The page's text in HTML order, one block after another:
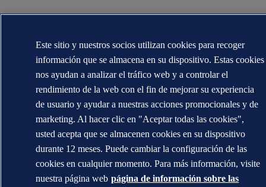
Este sitio y nuestros socios utilizan cookies para recoger
información que se almacena en su dispositivo. Estas cookies
nos ayudan a analizar el tráfico web y a controlar el
rendimiento de la web con el fin de mejorar su experiencia
de usuario y ayudar a nuestras acciones promocionales y de
marketing. Al hacer clic en "Aceptar todas las cookies",
usted acepta que se almacenen cookies en su dispositivo
durante 12 meses. Puede cambiar la configuración de las
cookies en cualquier momento. Para más información, visite
nuestra página web página de información sobre las